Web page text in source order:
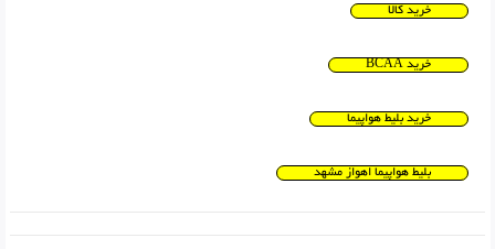
خرید کالا
خرید BCAA
خرید بلیط هواپیما
بلیط هواپیما اهواز مشهد